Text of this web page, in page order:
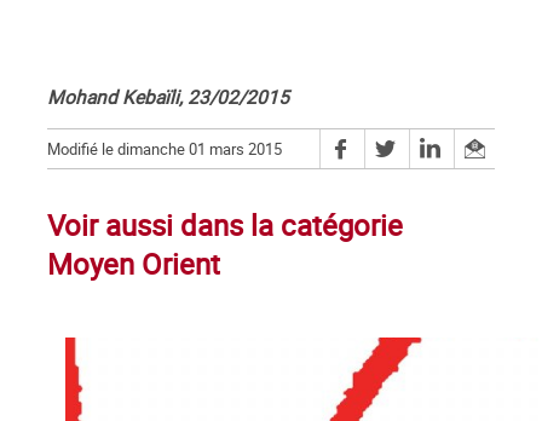
Mohand Kebaïli, 23/02/2015
Modifié le dimanche 01 mars 2015
Voir aussi dans la catégorie
Moyen Orient